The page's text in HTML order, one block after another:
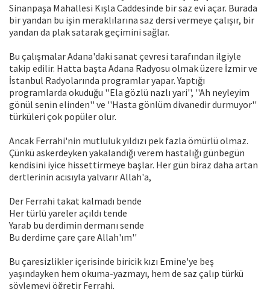
Sinanpaşa Mahallesi Kışla Caddesinde bir saz evi açar. Burada
bir yandan bu işin meraklılarına saz dersi vermeye çalışır, bir
yandan da plak satarak geçimini sağlar.
Bu çalışmalar Adana'daki sanat çevresi tarafından ilgiyle
takip edilir. Hatta başta Adana Radyosu olmak üzere İzmir ve
İstanbul Radyolarında programlar yapar. Yaptığı
programlarda okuduğu ''Ela gözlü nazlı yari'', ''Ah neyleyim
gönül senin elinden'' ve ''Hasta gönlüm divanedir durmuyor''
türküleri çok popüler olur.
Ancak Ferrahi'nin mutluluk yıldızı pek fazla ömürlü olmaz.
Çünkü askerdeyken yakalandığı verem hastalığı günbegün
kendisini iyice hissettirmeye başlar. Her gün biraz daha artan
dertlerinin acısıyla yalvarır Allah'a,
Der Ferrahi takat kalmadı bende
Her türlü yareler açıldı tende
Yarab bu derdimin dermanı sende
Bu derdime çare çare Allah'ım''
Bu çaresizlikler içerisinde biricik kızı Emine'ye beş
yaşındayken hem okuma-yazmayı, hem de saz çalıp türkü
söylemeyi öğretir Ferrahi.